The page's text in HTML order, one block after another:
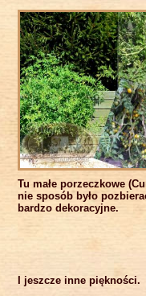
Tu małe porzeczkowe
nie sposób było
bardzo dekoracyjne.
I jeszcze inne piękności.